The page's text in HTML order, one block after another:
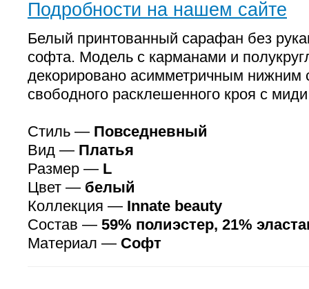
Подробности на нашем сайте
Белый принтованный сарафан без
софта. Модель с карманами и
декорировано асимметричным нижним
свободного расклешенного кроя с
Стиль — Повседневный
Вид — Платья
Размер — L
Цвет — белый
Коллекция — Innate beauty
Состав — 59% полиэстер, 21%
Материал — Софт